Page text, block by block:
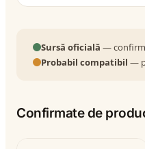
Sursă oficială —
Probabil compatibil —
Confirmate de